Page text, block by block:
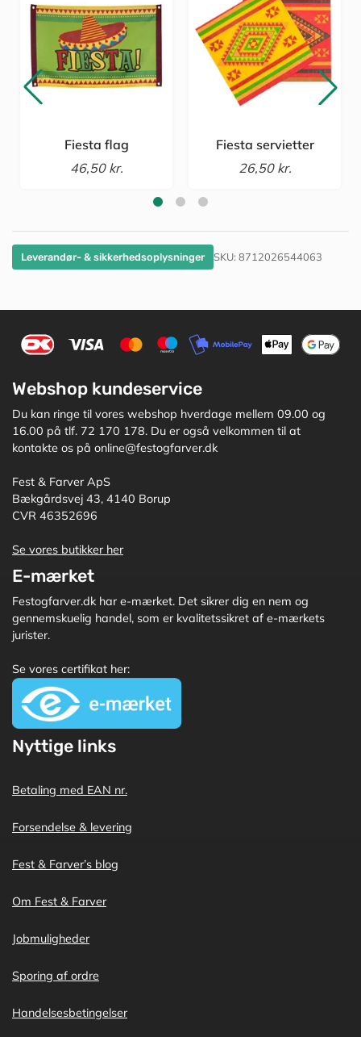
Fiesta flag
46,50 kr.
Fiesta servietter
26,50 kr.
Leverandør- & sikkerhedsoplysninger SKU: 8712026544063
Webshop kundeservice
Du kan ringe til vores webshop hverdage mellem 09.00 og
16.00 på tlf. 72 170 178. Du er også velkommen til at
kontakte os på online@festogfarver.dk
Fest & Farver ApS
Bækgårdsvej 43, 4140 Borup
CVR 46352696
Se vores butikker her
E-mærket
Festogfarver.dk har e-mærket. Det sikrer dig en nem og
gennemskuelig handel, som er kvalitetssikret af e-mærkets
jurister.
Se vores certifikat her:
Nyttige links
Betaling med EAN nr.
Forsendelse & levering
Fest & Farver’s blog
Om Fest & Farver
Jobmuligheder
Sporing af ordre
Handelsesbetingelser